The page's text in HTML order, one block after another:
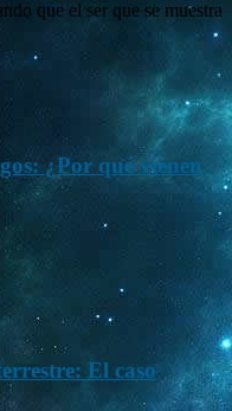
que el ser que se muestra
¿Por qué vienen
El caso